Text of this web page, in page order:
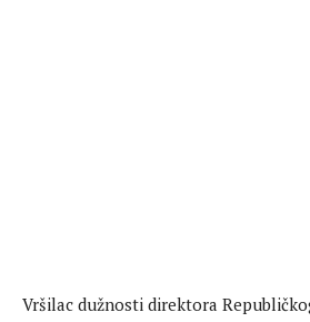
Vršilac dužnosti direktora